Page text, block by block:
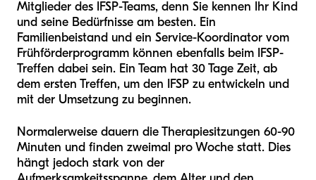
Mitglieder des IFSP-Teams, denn Sie kennen Ihr Kind
und seine Bedürfnisse am besten. Ein
Familienbeistand und ein Service-Koordinator vom
Frühförderprogramm können ebenfalls beim IFSP-
Treffen dabei sein. Ein Team hat 30 Tage Zeit, ab
dem ersten Treffen, um den IFSP zu entwickeln und
mit der Umsetzung zu beginnen.
Normalerweise dauern die Therapiesitzungen 60-90
Minuten und finden zweimal pro Woche statt. Dies
hängt jedoch stark von der